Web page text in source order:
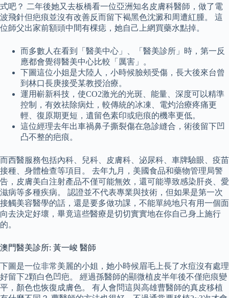
式吧？ 二年後她又去板橋看一位亞洲知名皮膚科醫師，做了電
波飛針但疤痕並沒有改善反而留下褐黑色沈澱和周遭紅腫。 這
位師父出家前額頭中間有棵痣，她自己上網買藥水點掉。
而多數人在看到「醫美中心」、「醫美診所」時，第一反
應都會覺得醫美中心比較「厲害」。
下圖這位小姐是大陸人，小時候臉頰受傷，長大後來台曾
到林口長庚接受某教授治療。
運用嶄新科技，使CO2激光的光斑、能量、深度可以精準
控制，有效祛除病灶，較傳統的冰凍、電灼治療疼痛更
輕、復原期更短，遺留色素印或疤痕的機率更低。
這位經理去年出車禍鼻子撕裂傷在急診縫合，術後留下凹
凸不整的疤痕。
而西醫服務包括內科、兒科、皮膚科、泌尿科、車牌驗眼、疫苗
接種、身體檢查等項目。 去年九月，美國食品和藥物管理局警
告，皮膚美白注射產品不僅可能無效，還可能導致感染肝炎、愛
滋病等多種疾病。 認證並不代表專業與技術，但如果是第一次
接觸美容醫學的話，還是要多做功課，不能單純地只有用一個面
向去決定好壞，畢竟這些醫療是切切實實地在你自己身上施行
的。
澳門醫美診所: 黃一峻 醫師
下圖是一位非常美麗的小姐，她小時候眉毛上長了水痘沒有處理
好留下2顆白色凹疤。 經過孫醫師的顯微植皮半年後不僅疤痕變
平，顏色也恢復成膚色。 有人會問這與高雄曹醫師的真皮移植